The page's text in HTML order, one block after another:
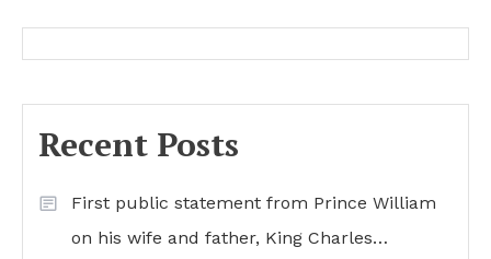
Recent Posts
First public statement from Prince William
on his wife and father, King Charles…